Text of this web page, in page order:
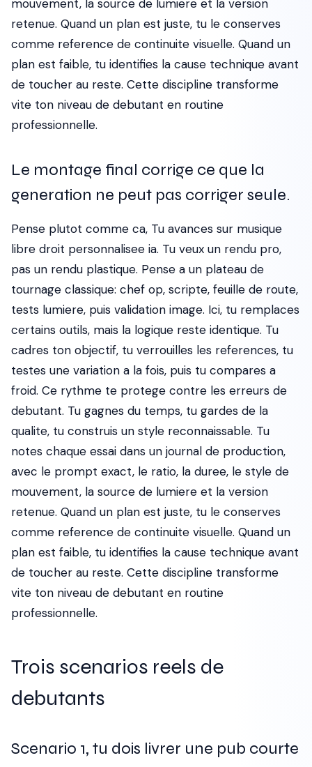
mouvement, la source de lumiere et la version
retenue. Quand un plan est juste, tu le conserves
comme reference de continuite visuelle. Quand un
plan est faible, tu identifies la cause technique avant
de toucher au reste. Cette discipline transforme
vite ton niveau de debutant en routine
professionnelle.
Le montage final corrige ce que la
generation ne peut pas corriger seule.
Pense plutot comme ca, Tu avances sur musique
libre droit personnalisee ia. Tu veux un rendu pro,
pas un rendu plastique. Pense a un plateau de
tournage classique: chef op, scripte, feuille de route,
tests lumiere, puis validation image. Ici, tu remplaces
certains outils, mais la logique reste identique. Tu
cadres ton objectif, tu verrouilles les references, tu
testes une variation a la fois, puis tu compares a
froid. Ce rythme te protege contre les erreurs de
debutant. Tu gagnes du temps, tu gardes de la
qualite, tu construis un style reconnaissable. Tu
notes chaque essai dans un journal de production,
avec le prompt exact, le ratio, la duree, le style de
mouvement, la source de lumiere et la version
retenue. Quand un plan est juste, tu le conserves
comme reference de continuite visuelle. Quand un
plan est faible, tu identifies la cause technique avant
de toucher au reste. Cette discipline transforme
vite ton niveau de debutant en routine
professionnelle.
Trois scenarios reels de
debutants
Scenario 1, tu dois livrer une pub courte